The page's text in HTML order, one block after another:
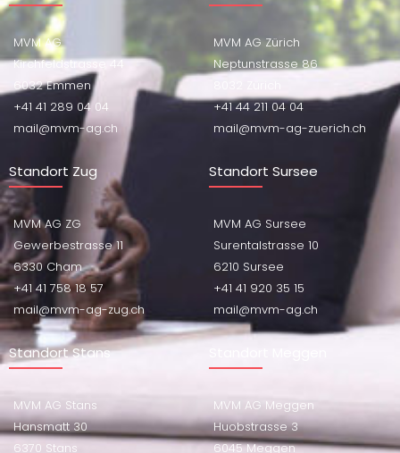
MVM AG
Kirchfeldstrasse 44
6032 Emmen
+41 41 289 04 04
mail@mvm-ag.ch
MVM AG Zürich
Neptunstrasse 86
+41 44 211 04 04
mail@mvm-ag-zuerich.ch
Standort Zug
MVM AG ZG
Gewerbestrasse 11
6330 Cham
+41 41 758 18 57
mail@mvm-ag-zug.ch
Standort Sursee
MVM AG Sursee
Surentalstrasse 10
6210 Sursee
+41 41 920 35 15
mail@mvm-ag.ch
Standort Stans
MVM AG Stans
Hansmatt 30
6370 Stans
MVM AG Meggen
Huobstrasse 3
6045 Meggen